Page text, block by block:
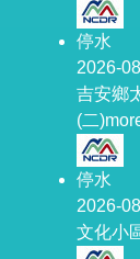
停水
2026-
吉安鄉
(二)
停水
2026-
文化小